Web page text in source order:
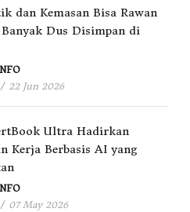
dan Kemasan Bisa Rawan
Banyak Dus Disimpan di
/ 22 Jun 2026
Ultra Hadirkan
Kerja Berbasis AI yang
/ 07 May 2026